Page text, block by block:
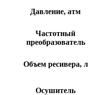
Давление, атм
Частотный
преобразователь
Объем ресивера, л
Осушитель